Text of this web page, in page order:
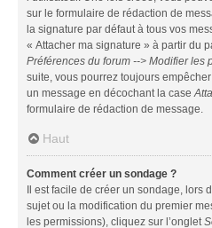
sur le formulaire de rédaction de
la signature par défaut à tous vos
« Attacher ma signature » à partir du
Préférences du forum --> Modifier les
suite, vous pourrez toujours
un message en décochant la case
formulaire de rédaction de message.
Haut
Comment créer un sondage ?
Il est facile de créer un sondage, lors
sujet ou la modification du premier
les permissions), cliquez sur l’onglet